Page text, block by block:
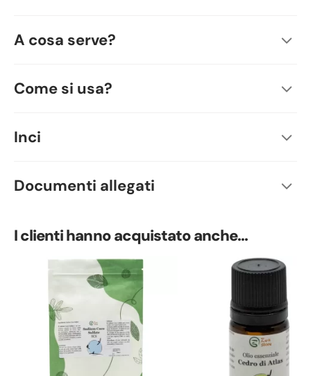
A cosa serve?
Come si usa?
Inci
Documenti allegati
I clienti hanno acquistato anche...